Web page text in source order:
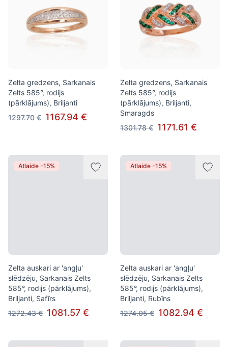
Zelta gredzens, Sarkanais
Zelts 585°, rodijs
(pārklājums), Briljanti
1297.70 € 1167.94 €
Zelta gredzens, Sarkanais
Zelts 585°, rodijs
(pārklājums), Briljanti,
Smaragds
1301.78 € 1171.61 €
Atlaide -15%
Zelta auskari ar 'angļu'
slēdzēju, Sarkanais Zelts
585°, rodijs (pārklājums),
Briljanti, Safīrs
1272.43 € 1081.57 €
Atlaide -15%
Zelta auskari ar 'angļu'
slēdzēju, Sarkanais Zelts
585°, rodijs (pārklājums),
Briljanti, Rubīns
1274.05 € 1082.94 €